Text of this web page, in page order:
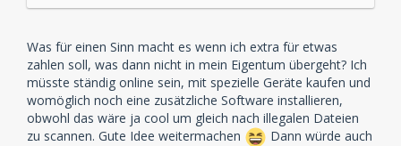
Was für einen Sinn macht es wenn ich extra für etwas
zahlen soll, was dann nicht in mein Eigentum übergeht? Ich
müsste ständig online sein, mit spezielle Geräte kaufen und
womöglich noch eine zusätzliche Software installieren,
obwohl das wäre ja cool um gleich nach illegalen Dateien
zu scannen. Gute Idee weitermachen
Dann würde auch